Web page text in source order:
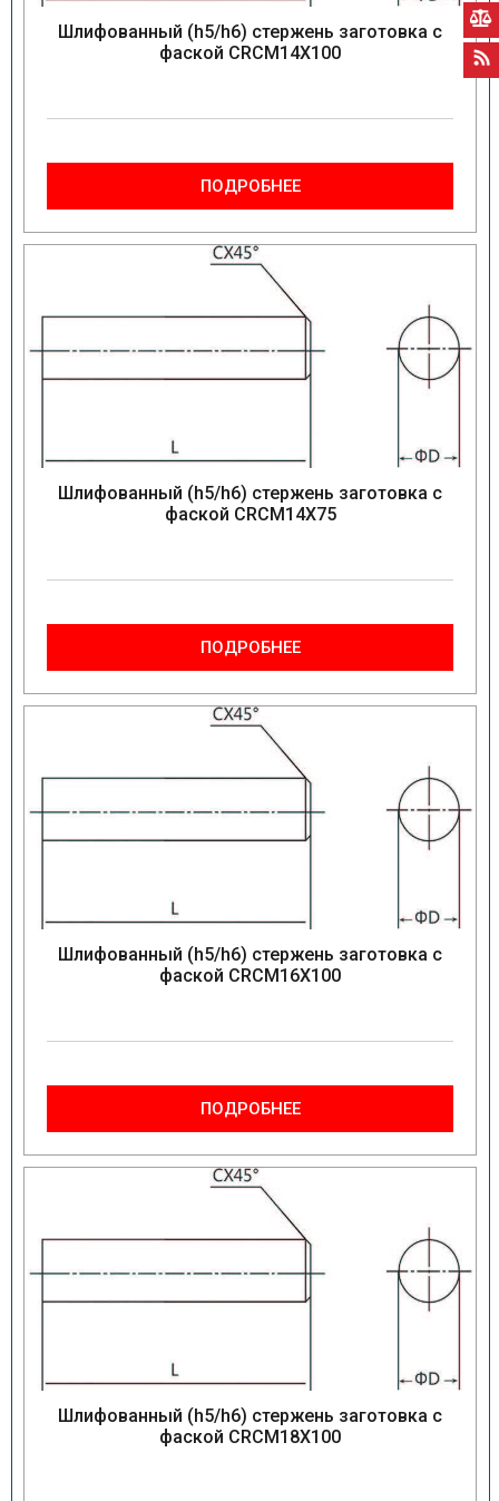
Шлифованный (h5/h6) стержень заготовка с
фаской CRCM14X100
ПОДРОБНЕЕ
Шлифованный (h5/h6) стержень заготовка с
фаской CRCM14X75
ПОДРОБНЕЕ
Шлифованный (h5/h6) стержень заготовка с
фаской CRCM16X100
ПОДРОБНЕЕ
Шлифованный (h5/h6) стержень заготовка с
фаской CRCM18X100